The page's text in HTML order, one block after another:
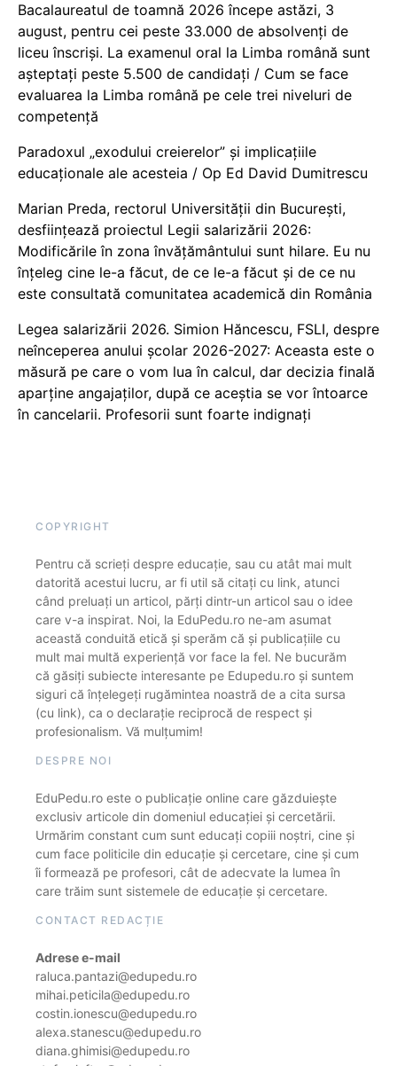
Bacalaureatul de toamnă 2026 începe astăzi, 3
august, pentru cei peste 33.000 de absolvenți de
liceu înscriși. La examenul oral la Limba română sunt
așteptați peste 5.500 de candidați / Cum se face
evaluarea la Limba română pe cele trei niveluri de
competență
Paradoxul „exodului creierelor” și implicațiile
educaționale ale acesteia / Op Ed David Dumitrescu
Marian Preda, rectorul Universității din București,
desființează proiectul Legii salarizării 2026:
Modificările în zona învățământului sunt hilare. Eu nu
înțeleg cine le-a făcut, de ce le-a făcut și de ce nu
este consultată comunitatea academică din România
Legea salarizării 2026. Simion Hăncescu, FSLI, despre
neînceperea anului școlar 2026-2027: Aceasta este o
măsură pe care o vom lua în calcul, dar decizia finală
aparține angajaților, după ce aceștia se vor întoarce
în cancelarii. Profesorii sunt foarte indignați
COPYRIGHT
Pentru că scrieți despre educație, sau cu atât mai mult
datorită acestui lucru, ar fi util să citați cu link, atunci
când preluați un articol, părți dintr-un articol sau o idee
care v-a inspirat. Noi, la EduPedu.ro ne-am asumat
această conduită etică și sperăm că și publicațiile cu
mult mai multă experiență vor face la fel. Ne bucurăm
că găsiți subiecte interesante pe Edupedu.ro și suntem
siguri că înțelegeți rugămintea noastră de a cita sursa
(cu link), ca o declarație reciprocă de respect și
profesionalism. Vă mulțumim!
DESPRE NOI
EduPedu.ro este o publicație online care găzduiește
exclusiv articole din domeniul educației și cercetării.
Urmărim constant cum sunt educați copiii noștri, cine și
cum face politicile din educație și cercetare, cine și cum
îi formează pe profesori, cât de adecvate la lumea în
care trăim sunt sistemele de educație și cercetare.
CONTACT REDACȚIE
Adrese e-mail
raluca.pantazi@edupedu.ro
mihai.peticila@edupedu.ro
costin.ionescu@edupedu.ro
alexa.stanescu@edupedu.ro
diana.ghimisi@edupedu.ro